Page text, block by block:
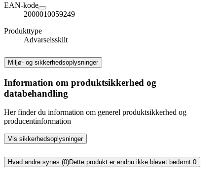
EAN-kode
2000010059249
Produkttype
Advarselsskilt
Miljø- og sikkerhedsoplysninger
Information om produktsikkerhed og
databehandling
Her finder du information om generel produktsikkerhed og
producentinformation
Vis sikkerhedsoplysninger
Hvad andre synes (0)Dette produkt er endnu ikke blevet bedømt.0